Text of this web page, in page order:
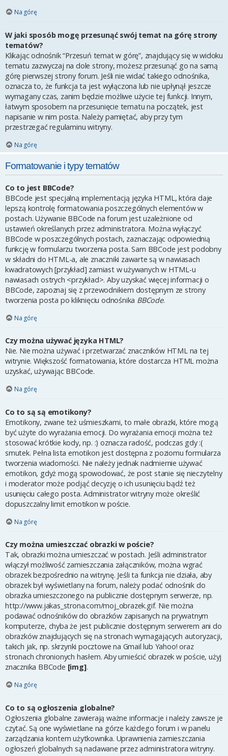
Na górę
W jaki sposób mogę przesunąć swój temat na górę strony
tematów?
Klikając odnośnik “Przesuń temat w górę”, znajdujący się w widoku
tematu zazwyczaj na dole strony, możesz przesunąć go na samą
górę pierwszej strony forum. Jeśli nie widać takiego odnośnika,
oznacza to, że funkcja ta jest wyłączona lub nie upłynął jeszcze
wymagany czas, zanim będzie możliwe użycie tej funkcji. Innym,
łatwym sposobem na przesunięcie tematu na początek, jest
napisanie w nim posta. Należy pamiętać, aby przy tym
przestrzegać regulaminu witryny.
Na górę
Formatowanie i typy tematów
Co to jest BBCode?
BBCode jest specjalną implementacją języka HTML, która daje
lepszą kontrolę formatowania poszczególnych elementów w
postach. Używanie BBCode na forum jest uzależnione od
ustawień określanych przez administratora. Można wyłączyć
BBCode w poszczególnych postach, zaznaczając odpowiednią
funkcję w formularzu tworzenia posta. Sam BBCode jest podobny
w składni do HTML-a, ale znaczniki zawarte są w nawiasach
kwadratowych [przykład] zamiast w używanych w HTML-u
nawiasach ostrych <przykład>. Aby uzyskać więcej informacji o
BBCode, zapoznaj się z przewodnikiem dostępnym ze strony
tworzenia posta po kliknięciu odnośnika BBCode.
Na górę
Czy można używać języka HTML?
Nie. Nie można używać i przetwarzać znaczników HTML na tej
witrynie. Większość formatowania, które dostarcza HTML można
uzyskać, używając BBCode.
Na górę
Co to są są emotikony?
Emotikony, zwane też uśmieszkami, to małe obrazki, które mogą
być użyte do wyrażania emocji. Do wyrażania emocji można też
stosować krótkie kody, np. :) oznacza radość, podczas gdy :(
smutek. Pełna lista emotikon jest dostępna z poziomu formularza
tworzenia wiadomości. Nie należy jednak nadmiernie używać
emotikon, gdyż mogą spowodować, że post stanie się nieczytelny
i moderator może podjąć decyzję o ich usunięciu bądź też
usunięciu całego posta. Administrator witryny może określić
dopuszczalny limit emotikon w poście.
Na górę
Czy można umieszczać obrazki w poście?
Tak, obrazki można umieszczać w postach. Jeśli administrator
włączył możliwość zamieszczania załączników, można wgrać
obrazek bezpośrednio na witrynę. Jeśli ta funkcja nie działa, aby
obrazek był wyświetlany na forum, należy podać odnośnik do
obrazka umieszczonego na publicznie dostępnym serwerze, np.
http://www.jakas_strona.com/moj_obrazek.gif. Nie można
podawać odnośników do obrazków zapisanych na prywatnym
komputerze, chyba że jest publicznie dostępnym serwerem ani do
obrazków znajdujących się na stronach wymagających autoryzacji,
takich jak, np. skrzynki pocztowe na Gmail lub Yahoo! oraz
stronach chronionych hasłem. Aby umieścić obrazek w poście, użyj
znacznika BBCode [img].
Na górę
Co to są ogłoszenia globalne?
Ogłoszenia globalne zawierają ważne informacje i należy zawsze je
czytać. Są one wyświetlane na górze każdego forum i w panelu
zarządzania kontem użytkownika. Uprawnienia zamieszczania
ogłoszeń globalnych są nadawane przez administratora witryny.